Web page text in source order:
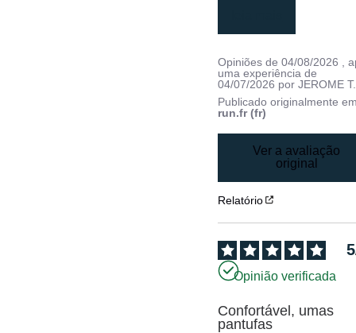
Opiniões de04/08/2026
,
uma experiência de
04/07/2026 porJEROME T.
Publicado originalmente
run.fr (fr)
Ver a avaliação
original
Relatório
5
Opinião verificada
Confortável, umas
pantufas